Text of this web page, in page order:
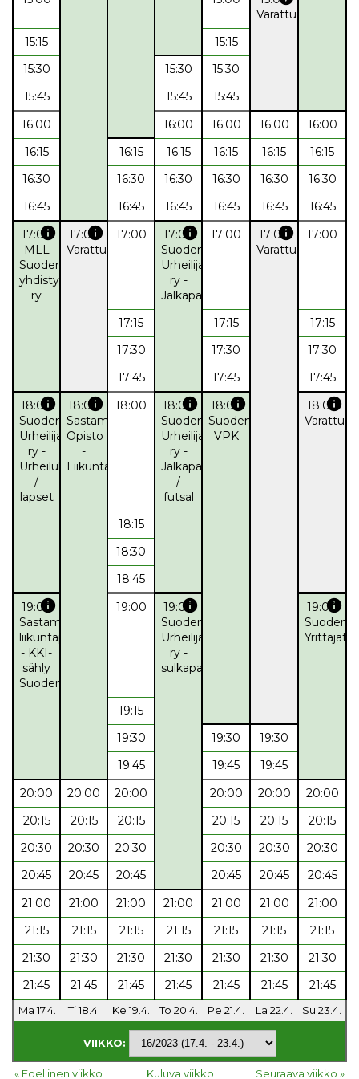
Varattu
15:15
15:15
15:30
15:30
15:30
15:45
15:45
15:45
16:00
16:00 16:00 16:00
16:00
16:15
16:15 16:15 16:15 16:15
16:15
16:30
16:30 16:30 16:30 16:30
16:30
16:45
16:45 16:45 16:45 16:45
16:45
17:00info
MLL
Suodenniemen
yhdistys
ry
17:00info
Varattu
17:00 17:00info
Suodenniemen
Urheilijat
ry -
Jalkapallokoulut
17:00 17:00info
Varattu
17:00
17:15 17:15
17:15
17:30
17:30
17:30
17:45
17:45
17:45
18:00info
Suodenniemen
Urheilijat
ry -
Urheilukoulu
/
lapset
18:00info
Sastamalan
Opisto
-
Liikuntaryhmä
18:00 18:00info
Suodenniemen
Urheilijat
ry -
Jalkapallo
/
futsal
18:00info
Suodenniemen
VPK
18:00info
Varattu
18:15
18:30
18:45
19:00info
Sastamalan
liikuntapalvelut
- KKI-
sähly
Suodenniemi
19:00 19:00info
Suodenniemen
Urheilijat
ry -
sulkapallo
19:00info
Yrittäjät
19:15
19:30
19:30
19:30
19:45
19:45
19:45
20:00
20:00 20:00 20:00 20:00
20:00
20:15
20:15 20:15 20:15 20:15
20:15
20:30
20:30 20:30 20:30 20:30
20:30
20:45
20:45 20:45 20:45 20:45
20:45
21:00
21:00 21:00 21:00 21:00 21:00
21:00
21:15
21:15 21:15 21:15 21:15 21:15
21:15
21:30
21:30 21:30 21:30 21:30 21:30
21:30
21:45
21:45 21:45 21:45 21:45 21:45 21:45
Ma 17.4. Ti 18.4. Ke 19.4. To 20.4. Pe 21.4. La 22.4. Su 23.4.
VIIKKO:
« Edellinen viikko Kuluva viikko Seuraava viikko »